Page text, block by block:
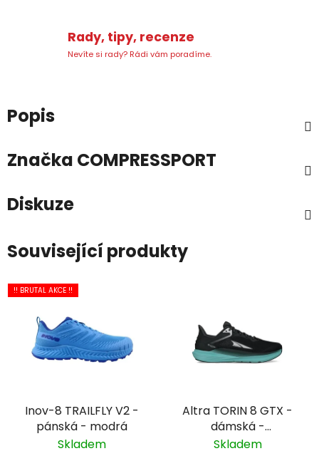
Rady, tipy, recenze
Nevíte si rady? Rádi vám poradíme.
Popis
Značka COMPRESSPORT
Diskuze
Související produkty
!! BRUTAL AKCE !!
Inov-8 TRAILFLY V2 -
pánská - modrá
Skladem
Altra TORIN 8 GTX -
dámská -
černá/zelená
Skladem